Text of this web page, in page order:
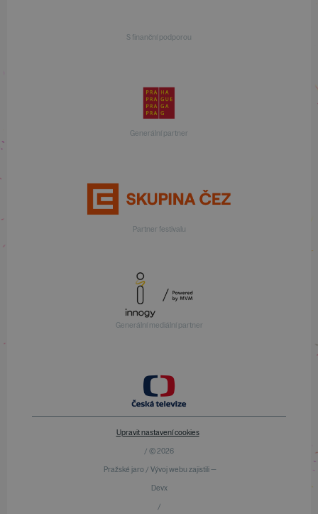
S finanční podporou
Generální partner
Partner festivalu
Generální mediální partner
Upravit nastavení cookies
/ © 2026
Pražské jaro / Vývoj webu zajistili —
Devx
/